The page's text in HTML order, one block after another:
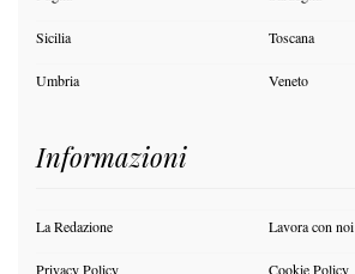
Sicilia Toscana
Umbria Veneto
Informazioni
La Redazione Lavora con noi
Privacy Policy Cookie Policy